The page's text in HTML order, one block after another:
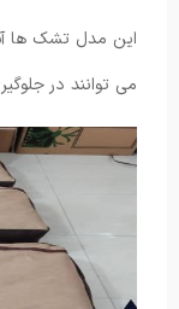
این مدل تشک ها
می توانند در